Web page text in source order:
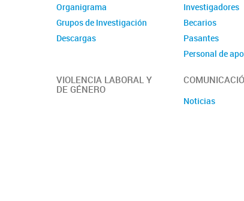
Organigrama
Grupos de Investigación
Descargas
Investigadores
Becarios
Pasantes
Personal de
VIOLENCIA LABORAL Y
DE GÉNERO
Noticias